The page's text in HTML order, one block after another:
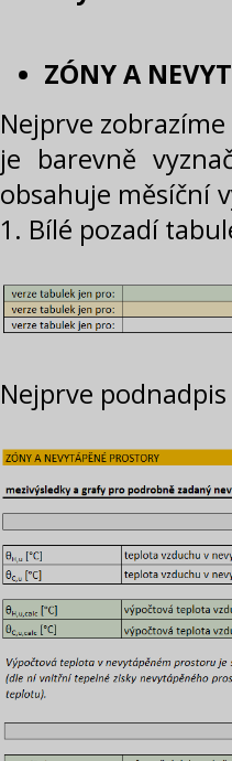
ZÓNY A
Nejprve
je barevně
obsahuje měsíční
1. Bílé pozadí
Nejprve